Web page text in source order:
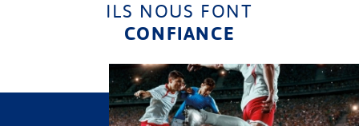
ILS NOUS FONT
CONFIANCE